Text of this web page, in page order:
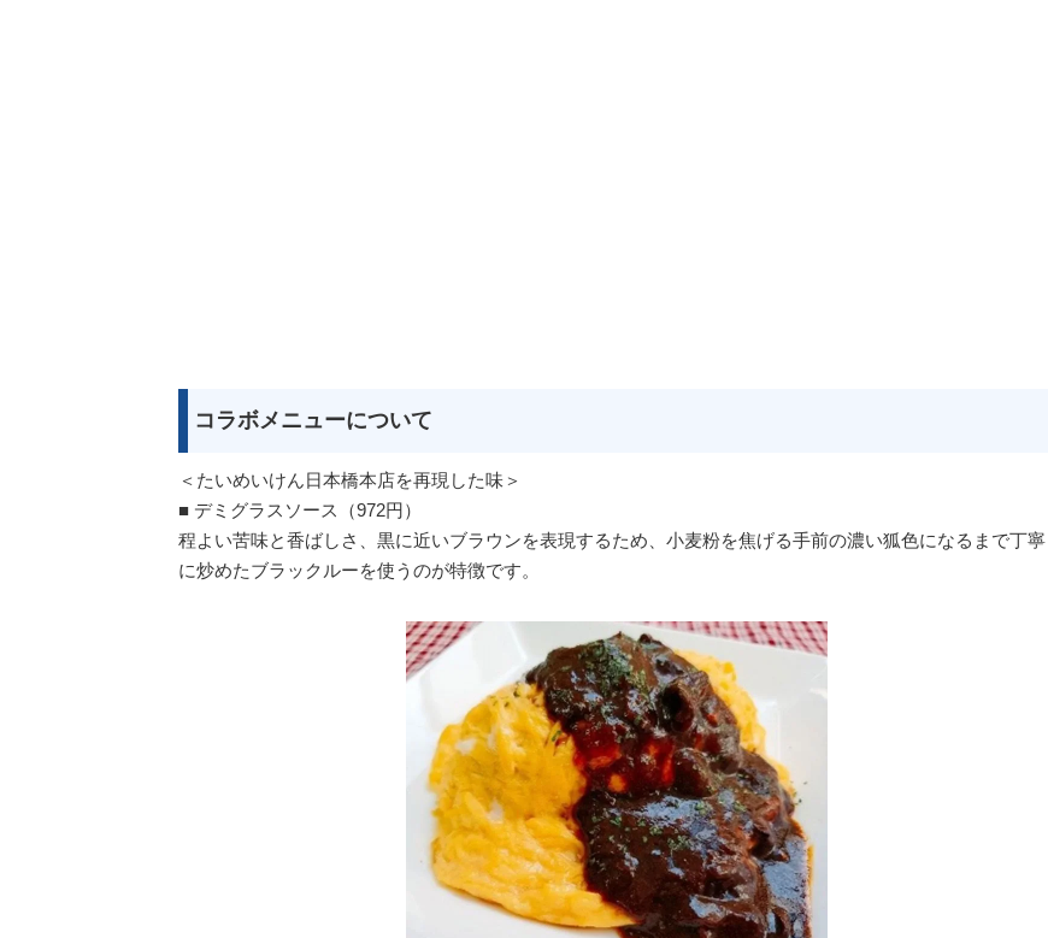
コラボメニューについて
＜たいめいけん日本橋本店を再現した味＞
■ デミグラスソース（972円）
程よい苦味と香ばしさ、黒に近いブラウンを表現するため、小麦粉を焦げる手前の濃い狐色になるまで丁寧
に炒めたブラックルーを使うのが特徴です。